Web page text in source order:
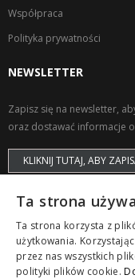
Współpraca
Polityka prywatności
NEWSLETTER
Zapisz się na newsletter,
oraz dostawać informacje
KLIKNIJ TUTAJ, ABY
Ta strona
Ta strona korzysta z
użytkowania.
przez nas wszystkich
polityki plików cookie.